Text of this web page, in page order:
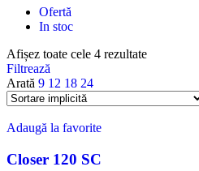
Ofertă
In stoc
Afișez toate cele 4 rezultate
Filtrează
Arată 9 12 18 24
Adaugă la favorite
Closer 120 SC